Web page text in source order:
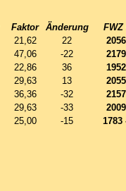
Faktor Änderung
FWZ
21,62 22
47,06 -22
22,86 36
29,63 13
36,36 -32
29,63 -33
25,00 -15 1783